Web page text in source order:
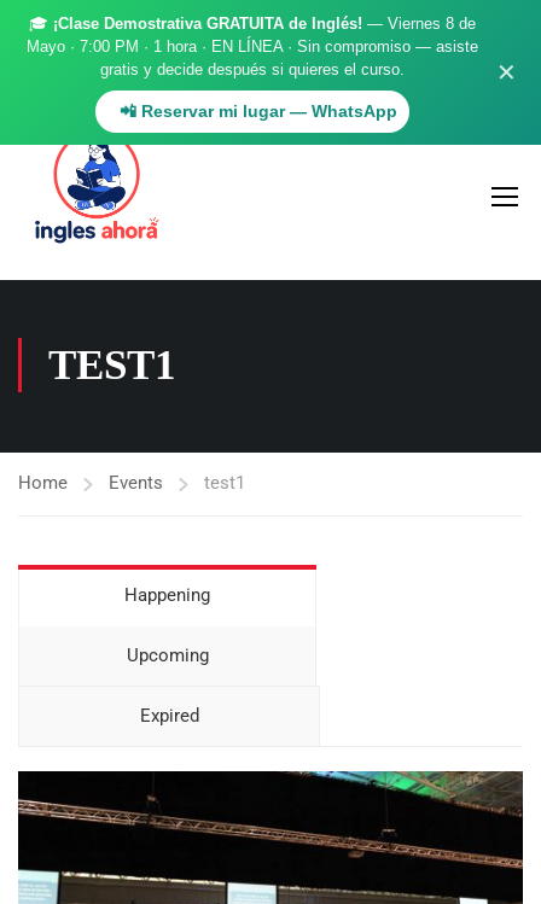
🎓 ¡Clase Demostrativa GRATUITA de Inglés! — Viernes 8 de
Mayo · 7:00 PM · 1 hora · EN LÍNEA · Sin compromiso — asiste
gratis y decide después si quieres el curso.
📲 Reservar mi lugar — WhatsApp
✕
Register Login
TEST1
Home Events test1
Happening
Upcoming
Expired
23